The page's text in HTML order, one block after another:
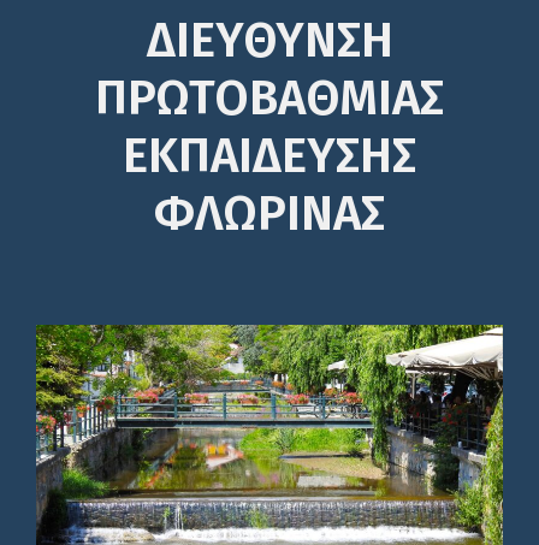
ΔΙΕΎΘΥΝΣΗ
ΠΡΩΤΟΒΆΘΜΙΑΣ
ΕΚΠΑΊΔΕΥΣΗΣ
ΦΛΩΡΙΝΑΣ